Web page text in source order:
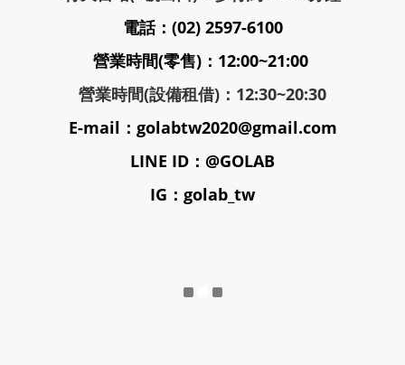
電話：(02) 2597-6100
營業時間(零售)：12:00~21:00
營業時間(設備租借)：12:30~20:30
E-mail：golabtw2020@gmail.com
LINE ID：@GOLAB
IG：golab_tw